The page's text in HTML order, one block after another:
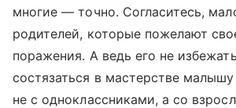
многие — точно. Согласитесь,
родителей, которые пожелают
поражения. А ведь его не
состязаться в мастерстве
не с одноклассниками, а со